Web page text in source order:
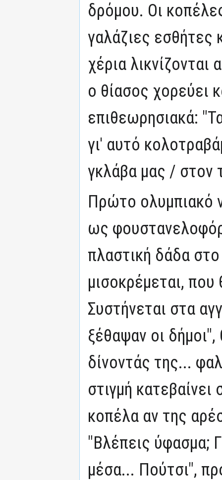
δρόμου. Οι
γαλάζιες εσθήτες
χέρια
ο θίασος χορεύει
επιθεωρησιακά:
γι' αυτό
γκλάβα μας / στον
Πρώτο ολυμπιακό
ως
πλαστική δάδα
μισοκρέμεται, που
Συστήνεται στα
ξέθαψαν οι
δίνοντάς της...
στιγμή
κοπέλα αν της
"Βλέπεις ύφασμα;
μέσα... Πούτσι",